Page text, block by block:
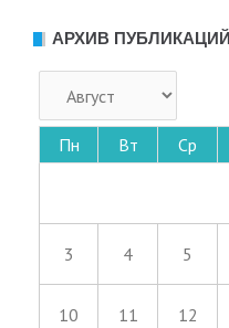
АРХИВ ПУБЛИКАЦИЙ
Пн Вт Ср
3 4 5
10 11 12